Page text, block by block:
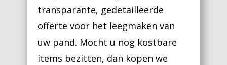
transparante, gedetailleerde
offerte voor het leegmaken van
uw pand. Mocht u nog kostbare
items bezitten, dan kopen we